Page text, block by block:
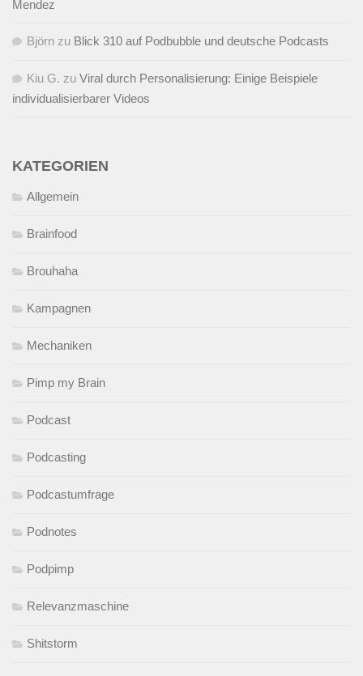
Mendez
Björn zu Blick 310 auf Podbubble und deutsche Podcasts
Kiu G. zu Viral durch Personalisierung: Einige Beispiele
individualisierbarer Videos
KATEGORIEN
Allgemein
Brainfood
Brouhaha
Kampagnen
Mechaniken
Pimp my Brain
Podcast
Podcasting
Podcastumfrage
Podnotes
Podpimp
Relevanzmaschine
Shitstorm